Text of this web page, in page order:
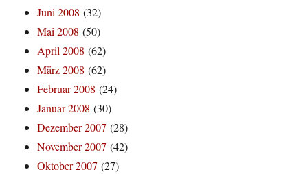
Juni 2008 (32)
Mai 2008 (50)
April 2008 (62)
März 2008 (62)
Februar 2008 (24)
Januar 2008 (30)
Dezember 2007 (28)
November 2007 (42)
Oktober 2007 (27)